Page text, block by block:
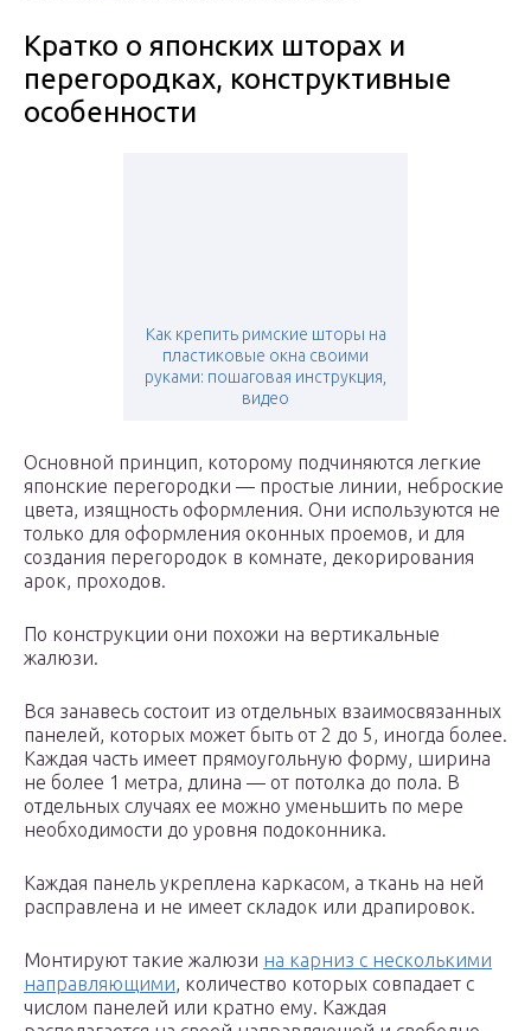
Кратко о японских шторах и
перегородках, конструктивные
особенности
Как крепить римские шторы на
пластиковые окна своими
руками: пошаговая инструкция,
видео
Основной принцип, которому подчиняются легкие
японские перегородки — простые линии, неброские
цвета, изящность оформления. Они используются не
только для оформления оконных проемов, и для
создания перегородок в комнате, декорирования
арок, проходов.
По конструкции они похожи на вертикальные
жалюзи.
Вся занавесь состоит из отдельных взаимосвязанных
панелей, которых может быть от 2 до 5, иногда более.
Каждая часть имеет прямоугольную форму, ширина
не более 1 метра, длина — от потолка до пола. В
отдельных случаях ее можно уменьшить по мере
необходимости до уровня подоконника.
Каждая панель укреплена каркасом, а ткань на ней
расправлена и не имеет складок или драпировок.
Монтируют такие жалюзи на карниз с несколькими
направляющими, количество которых совпадает с
числом панелей или кратно ему. Каждая